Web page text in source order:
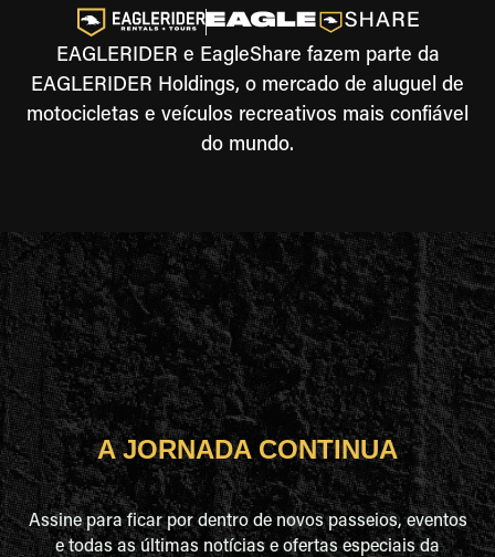
EAGLERIDER e EagleShare fazem parte da
EAGLERIDER Holdings, o mercado de aluguel de
motocicletas e veículos recreativos mais confiável
do mundo.
A JORNADA CONTINUA
Assine para ficar por dentro de novos passeios, eventos
e todas as últimas notícias e ofertas especiais da